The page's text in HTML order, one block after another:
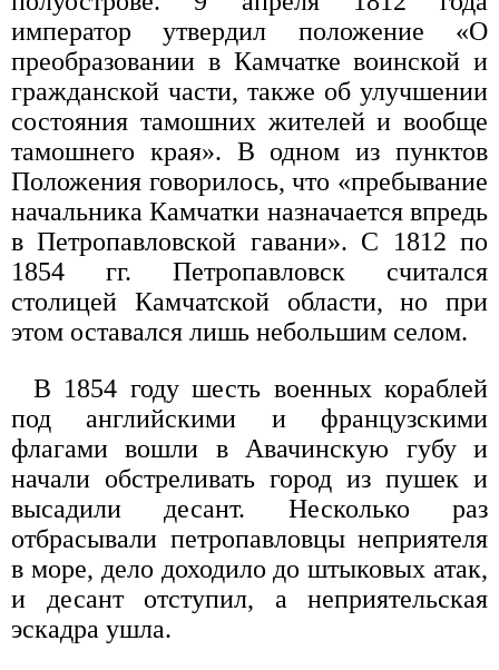
император утвердил положение «О
преобразовании в Камчатке воинской и
гражданской части, также об улучшении
состояния тамошних жителей и вообще
тамошнего края». В одном из пунктов
Положения говорилось, что «пребывание
начальника Камчатки назначается впредь
в Петропавловской гавани». С 1812 по
1854 гг. Петропавловск считался
столицей Камчатской области, но при
этом оставался лишь небольшим селом.
В 1854 году шесть военных кораблей
под английскими и французскими
флагами вошли в Авачинскую губу и
начали обстреливать город из пушек и
высадили десант. Несколько раз
отбрасывали петропавловцы неприятеля
в море, дело доходило до штыковых атак,
и десант отступил, а неприятельская
эскадра ушла.